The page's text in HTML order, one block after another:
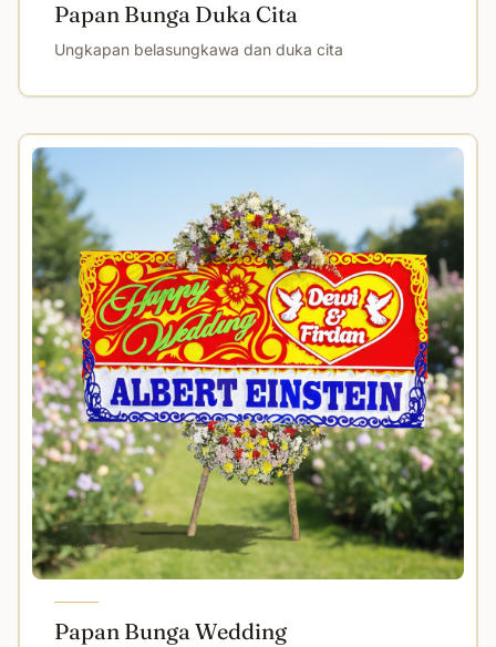
Papan Bunga Duka Cita
Ungkapan belasungkawa dan duka cita
Papan Bunga Wedding